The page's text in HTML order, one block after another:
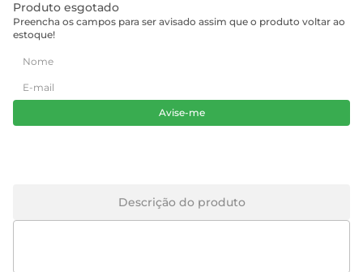
Produto esgotado
Preencha os campos para ser avisado assim que o produto voltar ao
estoque!
Avise-me
Descrição do produto